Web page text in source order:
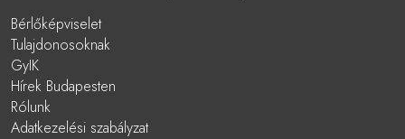
Bérlőképviselet
Tulajdonosoknak
GyIK
Hírek Budapesten
Rólunk
Adatkezelési szabályzat